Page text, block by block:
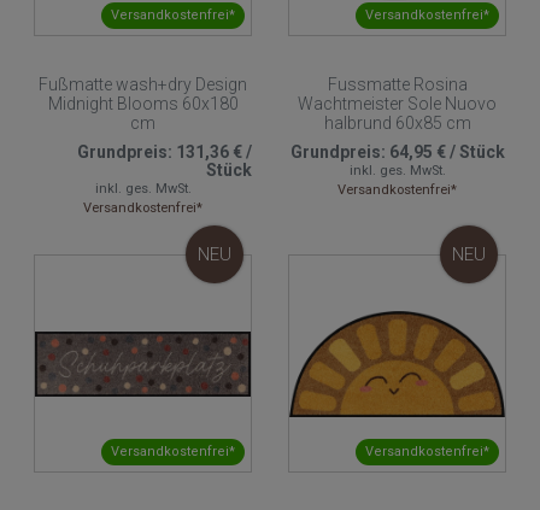
Versandkostenfrei*
Fußmatte wash+dry Design
Midnight Blooms 60x180
cm
Grundpreis: 131,36 €/
Stück
inkl. ges. MwSt.
Versandkostenfrei*
Versandkostenfrei*
Fussmatte Rosina
Wachtmeister Sole Nuovo
halbrund 60x85 cm
Grundpreis: 64,95 €/Stück
inkl. ges. MwSt.
Versandkostenfrei*
Versandkostenfrei*
NEU
Versandkostenfrei*
NEU